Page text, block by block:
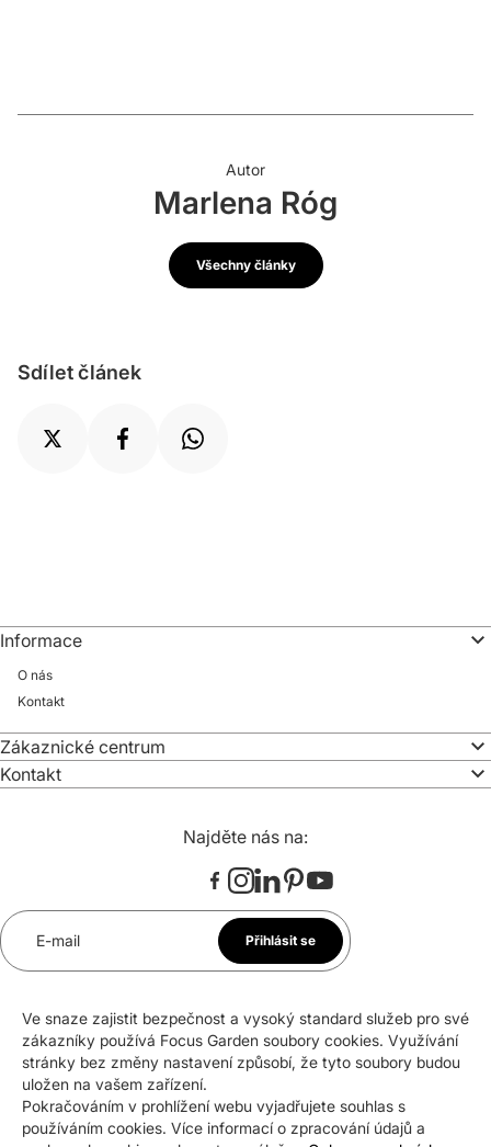
Autor
Marlena Róg
Všechny články
Sdílet článek
Informace
O nás
Kontakt
Zákaznické centrum
Kontakt
Najděte nás na:
E-mail Přihlásit se
mailovou adresu. Svůj souhlas mohu kdykoli odvolat.
Certifikáty a ocenění
Ve snaze zajistit bezpečnost a vysoký standard služeb pro své
zákazníky používá Focus Garden soubory cookies. Využívání
stránky bez změny nastavení způsobí, že tyto soubory budou
uložen na vašem zařízení.
Pokračováním v prohlížení webu vyjadřujete souhlas s
používáním cookies. Více informací o zpracování údajů a